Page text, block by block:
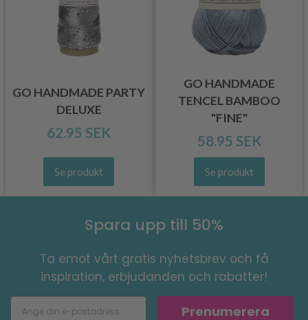
GO HANDMADE PARTY
DELUXE
62.95 SEK
Se produkt
GO HANDMADE
TENCEL BAMBOO
"FINE"
58.95 SEK
Se produkt
Spara upp till 50%
Ta emot vårt gratis nyhetsbrev och få
inspiration, erbjudanden och rabatter!
Prenumerera